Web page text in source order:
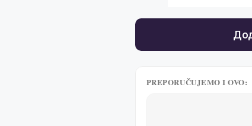
PREPORUČUJEMO I OVO: